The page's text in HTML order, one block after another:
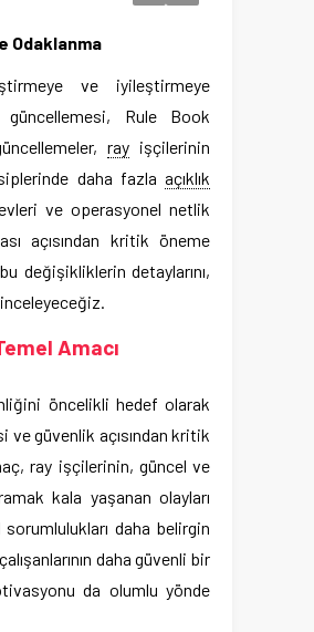
Odaklanma
ve iyileştirmeye
güncellemesi, Rule Book
ray işçilerinin
daha fazla açıklık
ve operasyonel netlik
açısından kritik öneme
değişikliklerin detaylarını,
Amacı
öncelikli hedef olarak
güvenlik açısından kritik
ray işçilerinin, güncel ve
kala yaşanan olayları
daha belirgin
daha güvenli bir
da olumlu yönde